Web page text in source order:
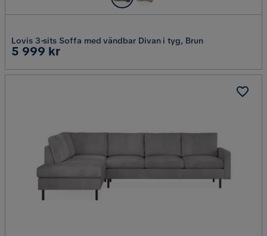
Lovis 3-sits Soffa med vändbar Divan i tyg, Brun
Pris
5 999 kr